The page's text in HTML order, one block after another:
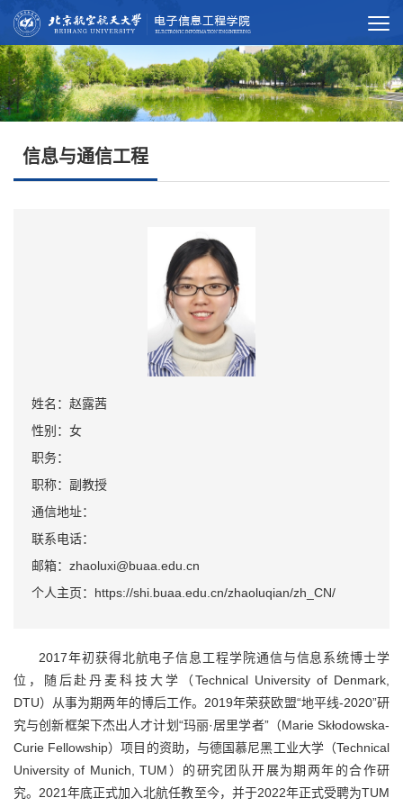
信息与通信工程
姓名：赵露茜
性别：女
职务：
职称：副教授
通信地址：
联系电话：
邮箱：zhaoluxi@buaa.edu.cn
个人主页：https://shi.buaa.edu.cn/zhaoluqian/zh_CN/
2017年初获得北航电子信息工程学院通信与信息系统博士学
位，随后赴丹麦科技大学（Technical University of Denmark,
DTU）从事为期两年的博后工作。2019年荣获欧盟“地平线-2020”研
究与创新框架下杰出人才计划“玛丽·居里学者”（Marie Skłodowska-
Curie Fellowship）项目的资助，与德国慕尼黑工业大学（Technical
University of Munich, TUM）的研究团队开展为期两年的合作研
究。2021年底正式加入北航任教至今，并于2022年正式受聘为TUM